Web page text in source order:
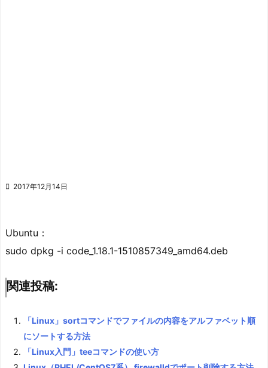
 2017年12月14日
Ubuntu：
sudo dpkg -i code_1.18.1-1510857349_amd64.deb
関連投稿:
「Linux」sortコマンドでファイルの内容をアルファベット順
にソートする方法
「Linux入門」teeコマンドの使い方